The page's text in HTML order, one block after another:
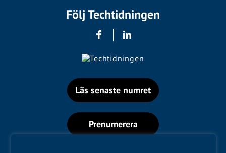
Följ Techtidningen
Läs senaste numret
Prenumerera